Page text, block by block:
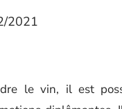
2021
le vin, il est